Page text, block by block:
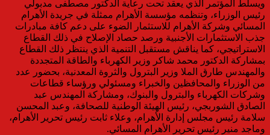
ويسلط المؤتمر الذي يعقد تحت رعاية الدكتور مصطفى مدبولي
رئيس الوزراء، وتنظمه مؤسسة الأهرام ممثلة في جريدة الأهرام
المسائي وشركة الأهرام للاستثمار الضوء على دعم كافة مبادرات
جذب الاستثمارات الأجنبية ورصد حصاد الإصلاح في ذلك القطاع
الاستراتيجي، كما يناقش مستقبل التنمية الذي ينتظر ذلك القطاع
بمشاركة الدكتور محمد شاكر وزير الكهرباء والطاقة المتجددة
والمهندس طارق الملا وزير البترول والثروة المعدنية، بحضور عدد
من الوزراء والمحافظين والخبراء ومسئولي ورؤساء قطاعات
وشركات الكهرباء والبترول والبنوك، ومشاركة المهندس عبد
الصادق الشوربجي، رئيس الهيئة الوطنية للصحافة، وعبد المحسن
سلامة رئيس مجلس إدارة الأهرام، وعلاء ثابت رئيس تحرير الأهرام،
وماجد منير رئيس تحرير الأهرام المسائي.